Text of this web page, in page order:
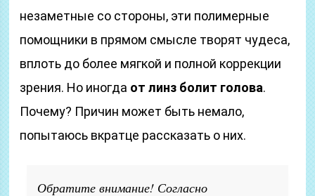
незаметные со стороны, эти полимерные
помощники в прямом смысле творят чудеса,
вплоть до более мягкой и полной коррекции
зрения. Но иногда от линз болит голова.
Почему? Причин может быть немало,
попытаюсь вкратце рассказать о них.
Обратите внимание! Согласно